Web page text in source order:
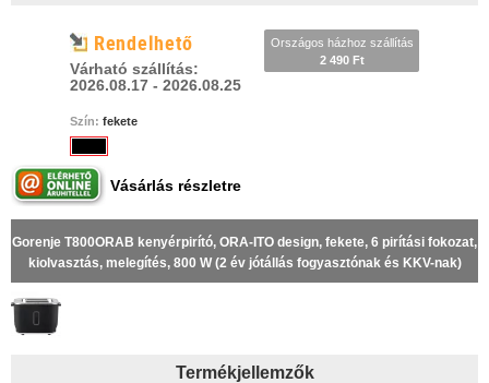
Rendelhető
Várható szállítás:
2026.08.17 - 2026.08.25
Országos házhoz szállítás
2 490 Ft
Szín: fekete
Vásárlás részletre
Gorenje T800ORAB kenyérpirító, ORA-ITO design, fekete, 6 pirítási fokozat,
kiolvasztás, melegítés, 800 W (2 év jótállás fogyasztónak és KKV-nak)
Termékjellemzők